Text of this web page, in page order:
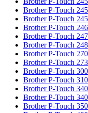
Brother P-Touch
Brother P-Touch
Brother P-Touch
Brother P-Touch
Brother P-Touch
Brother P-Touch
Brother P-Touch
Brother P-Touch 300
Brother P-Touch 310
Brother P-Touch 340
Brother P-Touch
Brother P-Touch 350